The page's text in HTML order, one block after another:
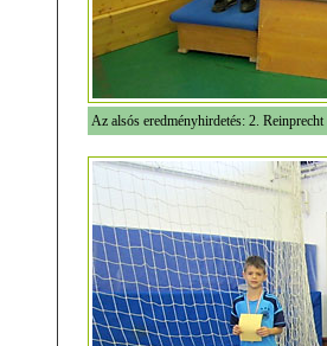
Az alsós eredményhirdetés: 2.